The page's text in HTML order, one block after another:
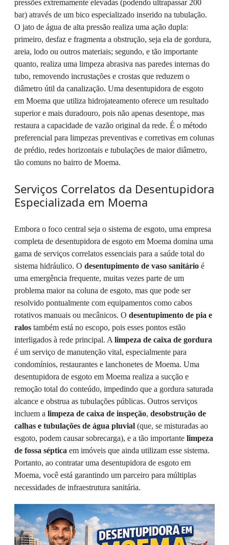
pressões extremamente elevadas (podendo ultrapassar 200
bar) através de um bico especializado inserido na tubulação.
O jato de água de alta pressão realiza uma ação dupla:
primeiro, desfaz e fragmenta a obstrução, seja ela de gordura,
areia, lodo ou outros materiais; segundo, e tão importante
quanto, realiza uma limpeza abrasiva nas paredes internas do
tubo, removendo incrustações e crostas que reduzem o
diâmetro útil da canalização. Uma desentupidora de esgoto
em Moema que utiliza hidrojateamento oferece um resultado
superior e mais duradouro, pois não apenas desentope, mas
restaura a capacidade de vazão original da rede. É o método
preferencial para limpezas preventivas e corretivas em colunas
de prédio, redes horizontais e tubulações de maior diâmetro,
tão comuns no bairro de Moema.
Serviços Correlatos da Desentupidora
Especializada em Moema
Embora o foco central seja o sistema de esgoto, uma empresa
completa de desentupidora de esgoto em Moema domina uma
gama de serviços correlatos essenciais para a saúde total do
sistema hidráulico. O desentupimento de vaso sanitário é
uma emergência frequente, muitas vezes parte de um
problema maior na coluna de esgoto, mas que pode ser
resolvido pontualmente com equipamentos como cabos
rotativos manuais ou mecânicos. O desentupimento de pia e
ralos também está no escopo, pois esses pontos estão
interligados à rede principal. A limpeza de caixa de gordura
é um serviço de manutenção vital, especialmente para
condomínios, restaurantes e lanchonetes de Moema. Uma
desentupidora de esgoto em Moema realiza a sucção e
remoção total do conteúdo, impedindo que a gordura saturada
alcance e obstrua as tubulações públicas. Outros serviços
incluem a limpeza de caixa de inspeção, desobstrução de
calhas e tubulações de água pluvial (que, se misturadas ao
esgoto, podem causar sobrecarga), e a tão importante limpeza
de fossa séptica em imóveis que ainda utilizam esse sistema.
Portanto, ao contratar uma desentupidora de esgoto em
Moema, você está garantindo um parceiro para múltiplas
necessidades de infraestrutura sanitária.